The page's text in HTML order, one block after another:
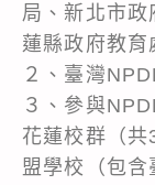
局、新北市
蓮縣政府教育
２、臺灣
３、參與
花蓮校群（
盟學校（包